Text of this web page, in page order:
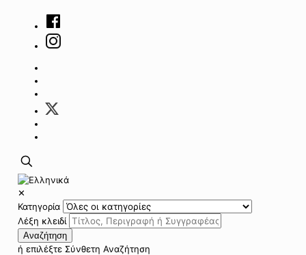
✕
Κατηγορία
Λέξη κλειδί
Αναζήτηση
ή επιλέξτε Σύνθετη Αναζήτηση